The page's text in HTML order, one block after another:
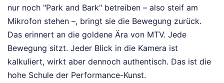
nur noch "Park and Bark" betreiben – also steif am
Mikrofon stehen –, bringt sie die Bewegung zurück.
Das erinnert an die goldene Ära von MTV. Jede
Bewegung sitzt. Jeder Blick in die Kamera ist
kalkuliert, wirkt aber dennoch authentisch. Das ist die
hohe Schule der Performance-Kunst.